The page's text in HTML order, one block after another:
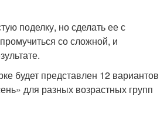
поделку, но сделать ее с
со сложной, и
будет представлен 12 вариантов
для разных возрастных групп